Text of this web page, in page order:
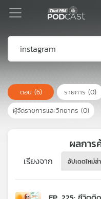
Podcast
เพล
ย์
ลิ
เพล
ตอน (6) รายการ (0)
ผู้จัดรายการและวิทยากร (0)
ผลการ
เรียงจาก อัปเดตใหม่ล่